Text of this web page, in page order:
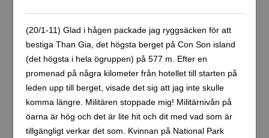
(20/1-11) Glad i hågen packade jag ryggsäcken för att
bestiga Than Gia, det högsta berget på Con Son island
(det högsta i hela ögruppen) på 577 m. Efter en
promenad på några kilometer från hotellet till starten på
leden upp till berget, visade det sig att jag inte skulle
komma längre. Militären stoppade mig! Militärnivån på
öarna är hög och det är lite hit och dit med vad som är
tillgängligt verkar det som. Kvinnan på National Park